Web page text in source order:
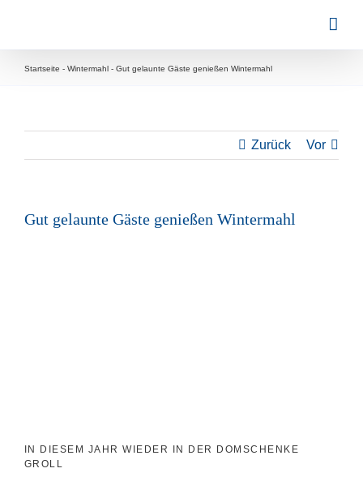
springen
Startseite - Wintermahl - Gut gelaunte Gäste genießen Wintermahl
Zurück Vor
Gut gelaunte Gäste genießen Wintermahl
IN DIESEM JAHR WIEDER IN DER DOMSCHENKE
GROLL